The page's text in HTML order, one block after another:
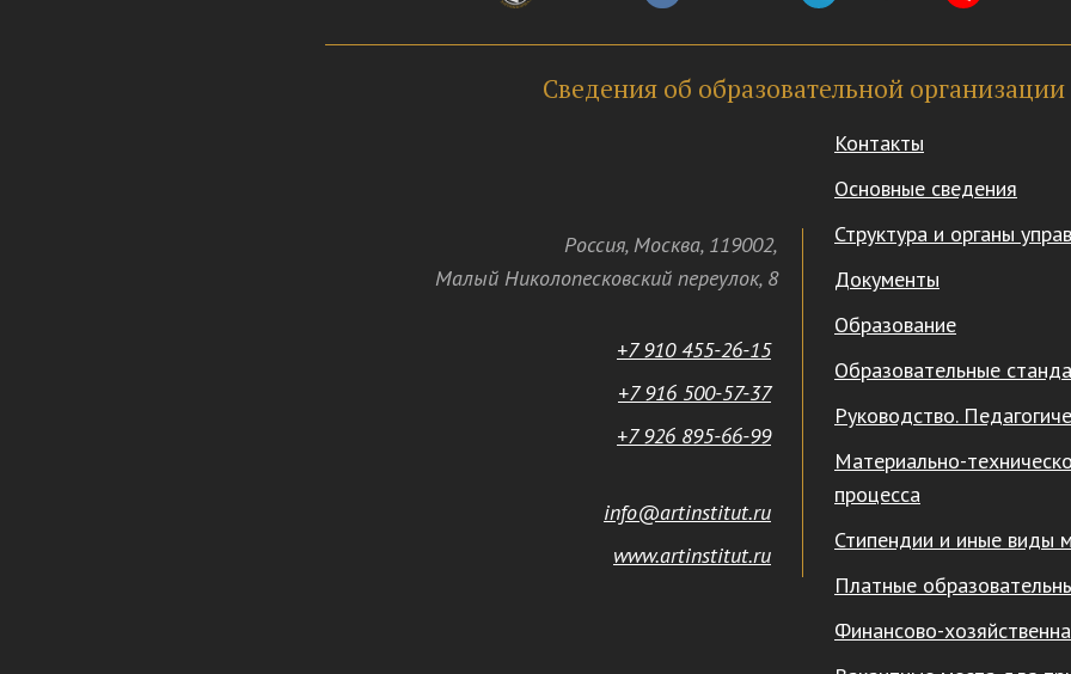
Сведения об образовательной организации
Контакты
Основные сведения
Структура и органы
Документы
Образование
Образовательные
Руководство.
Материально-
процесса
Стипендии и иные виды
Платные
Финансово-
Россия, Москва, 119002,
Малый Николопесковский переулок,8
+7 910 455-26-15
+7 916 500-57-37
+7 926 895-66-99
info@artinstitut.ru
www.artinstitut.ru